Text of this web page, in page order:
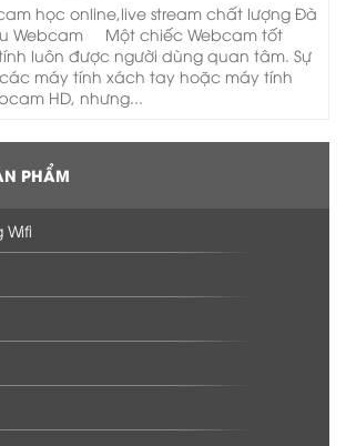
học online,live stream chất lượng Đà
Webcam Một chiếc Webcam tốt
luôn được người dùng quan tâm. Sự
máy tính xách tay hoặc máy tính
HD, nhưng...
PHẨM
Wifi